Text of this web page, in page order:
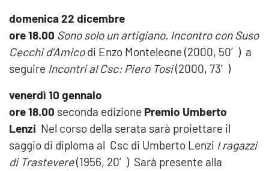
domenica 22 dicembre
ore 18.00 Sono solo un artigiano. Incontro con Suso
Cecchid’Amicodi Enzo Monteleone (2000, 50′) a
seguire Incontri al Csc: Piero Tosi(2000, 73′)
venerdì 10 gennaio
ore 18.00 seconda edizione Premio Umberto
Lenzi Nel corso della serata sarà proiettare il
saggio di diploma al Csc di Umberto Lenzi I ragazzi
di Trastevere(1956, 20′) Sarà presente alla